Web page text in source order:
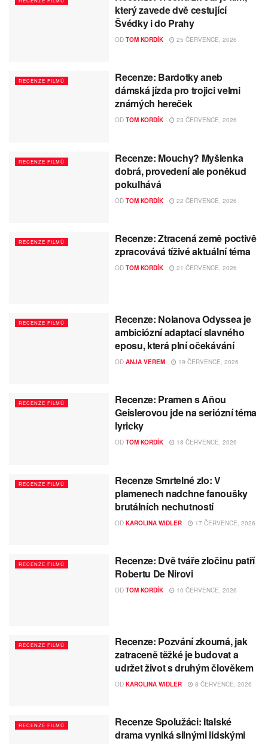
který zavede dvě cestující
Švédky i do Prahy
OD TOM KORDÍK 25 ČERVENCE, 2026
RECENZE FILMŮ
Recenze: Bardotky aneb
dámská jízda pro trojici velmi
známých hereček
OD TOM KORDÍK 23 ČERVENCE, 2026
RECENZE FILMŮ
Recenze: Mouchy? Myšlenka
dobrá, provedení ale poněkud
pokulhává
OD TOM KORDÍK 22 ČERVENCE, 2026
RECENZE FILMŮ
Recenze: Ztracená země poctivě
zpracovává tíživé aktuální téma
OD TOM KORDÍK 21 ČERVENCE, 2026
RECENZE FILMŮ
Recenze: Nolanova Odyssea je
ambiciózní adaptací slavného
eposu, která plní očekávání
OD ANJA VEREM 19 ČERVENCE, 2026
RECENZE FILMŮ
Recenze: Pramen s Aňou
Geislerovou jde na seriózní téma
lyricky
OD TOM KORDÍK 18 ČERVENCE, 2026
RECENZE FILMŮ
Recenze Smrtelné zlo: V
plamenech nadchne fanoušky
brutálních nechutností
OD KAROLINA WIDLER 17 ČERVENCE, 2026
RECENZE FILMŮ
Recenze: Dvě tváře zločinu patří
Robertu De Nirovi
OD TOM KORDÍK 10 ČERVENCE, 2026
RECENZE FILMŮ
Recenze: Pozvání zkoumá, jak
zatraceně těžké je budovat a
udržet život s druhým člověkem
OD KAROLINA WIDLER 8 ČERVENCE, 2026
RECENZE FILMŮ
Recenze Spolužáci: Italské
drama vyniká silnými lidskými